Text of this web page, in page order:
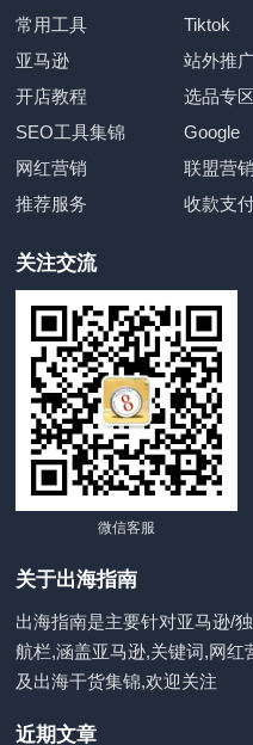
常用工具 Tiktok
亚马逊
站外推
开店教程
选品专区
SEO工具集锦
Google
网红营销
联盟营销
推荐服务
收款支
关注交流
微信客服
关于出海指南
出海指南是主要针对亚马逊/
航栏,涵盖亚马逊,关键词,网红
及出海干货集锦,欢迎关注
近期文章